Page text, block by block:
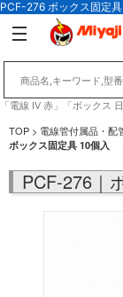
PCF-276 ボックス固定
「電線 IV 赤」「ボックス
TOP > 電線管付属品・配
ボックス固定具 10個入
PCF-276｜